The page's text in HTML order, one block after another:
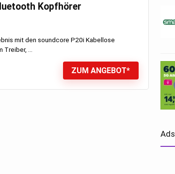
Kopfhörer
mit den soundcore P20i Kabellose
...
ZUM ANGEBOT*
Ads